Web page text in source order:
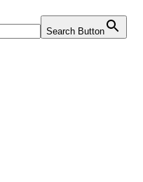
Search Button